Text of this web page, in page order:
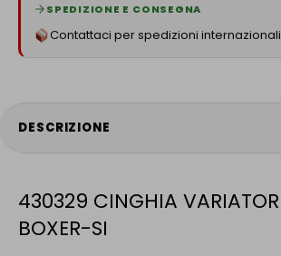
SPEDIZIONE E CONSEGNA
Contattaci per spedizioni internazionali
DESCRIZIONE
430329 CINGHIA
BOXER-SI